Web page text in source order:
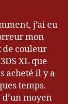
j’ai eu
mon
de couleur
XL que
acheté il y a
temps.
moyen